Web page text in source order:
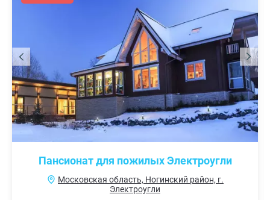
Пансионат для пожилых Электроугли
Московская область, Ногинский район, г.
Электроугли